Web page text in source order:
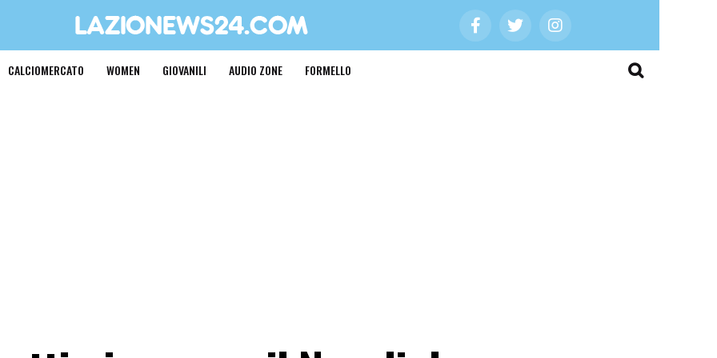
CALCIOMERCATO WOMEN GIOVANILI AUDIO ZONE FORMELLO